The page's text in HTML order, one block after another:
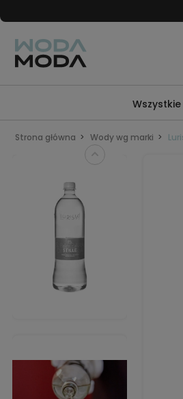
Strona główna Wody wg marki